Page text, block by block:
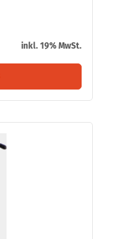
inkl. 19% MwSt.